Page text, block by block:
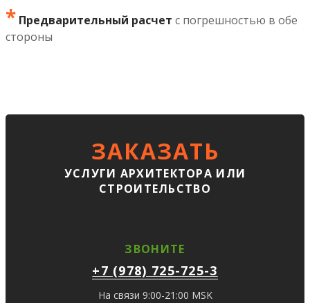
* Предварительный расчет с погрешностью в обе
стороны
ЗАКАЗАТЬ
УСЛУГИ АРХИТЕКТОРА ИЛИ
СТРОИТЕЛЬСТВО
ЗВОНИТЕ
+7 (978) 725-725-3
На связи 9:00-21:00 MSK